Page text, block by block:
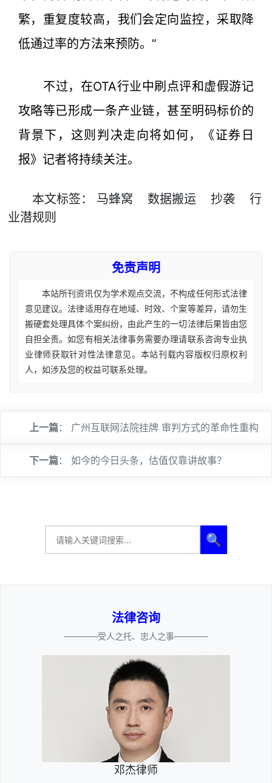
繁，重复度较高，我们会定向监控，采取降
低通过率的方法来预防。”
不过，在OTA行业中刷点评和虚假游记
攻略等已形成一条产业链，甚至明码标价的
背景下，这则判决走向将如何，《证券日
报》记者将持续关注。
本文标签： 马蜂窝 数据搬运 抄袭
行
业潜规则
免责声明
本站所刊资讯仅为学术观点交流，不构成任何形式法律
意见建议。法律适用存在地域、时效、个案等差异，请勿生
搬硬套处理具体个案纠纷，由此产生的一切法律后果皆由您
自担全责。如您有相关法律事务需要办理请联系咨询专业执
业律师获取针对性法律意见。本站刊载内容版权归原权利
人，如涉及您的权益可联系处理。
上一篇： 广州互联网法院挂牌 审判方式的革命性重构
下一篇： 如今的今日头条，估值仅靠讲故事？
🔍
法律咨询
————受人之托、忠人之事————
邓杰律师